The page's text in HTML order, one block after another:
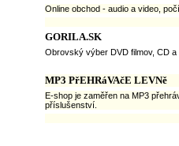
Online obchod - audio a video,
GORILA.SK
Obrovský výber DVD filmov, CD
MP3 PřEHRáVAčE LEVNě
E-shop je zaměřen na MP3
příslušenství.